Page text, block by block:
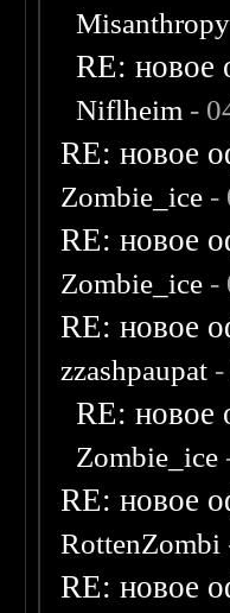
Misanthropy
RE: новое
Niflheim -
RE: новое
Zombie_ice -
RE: новое
Zombie_ice -
RE: новое
zzashpaupat
RE: новое
Zombie_ice
RE: новое
RottenZombi
RE: новое